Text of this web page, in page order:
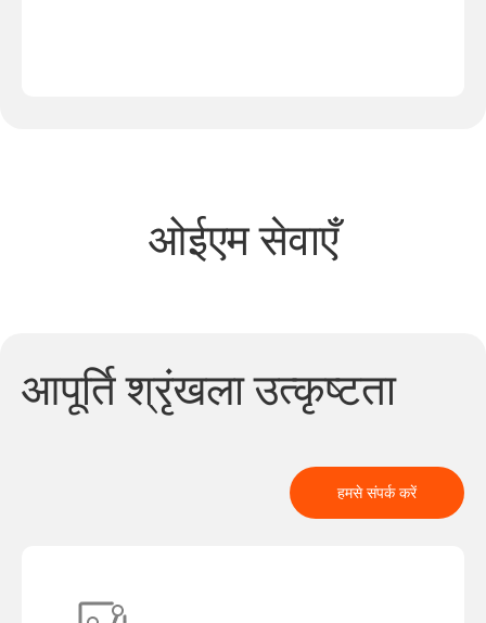
ओईएम सेवाएँ
आपूर्ति श्रृंखला उत्कृष्टता
हमसे संपर्क करें